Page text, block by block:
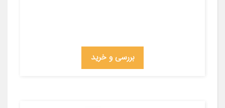
بررسی و خرید